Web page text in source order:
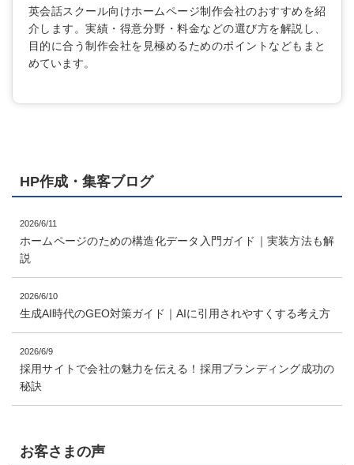
英会話スクール向けホームページ制作会社のおすすめを紹
介します。実績・得意分野・料金などの選び方を解説し、
目的に合う制作会社を見極めるためのポイントなどもまと
めています。
HP作成・集客ブログ
2026/6/11
ホームページのための構造化データ入門ガイド｜実装方法も解
説
2026/6/10
生成AI時代のGEO対策ガイド｜AIに引用されやすくする考え方
2026/6/9
採用サイトで会社の魅力を伝える！採用ブランディング成功の
秘訣
お客さまの声